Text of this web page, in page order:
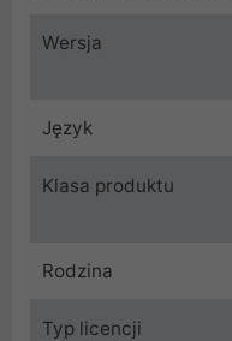
Wersja
Język
Klasa produktu
Rodzina
Typ licencji